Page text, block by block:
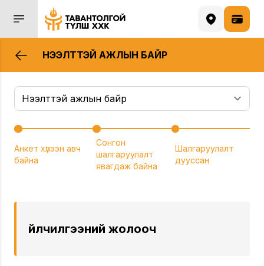
НЭЭЛТТЭЙ АЖЛЫН БАЙР
Анкет хүлээн авч
байна
Сонгон
шалгаруулалт
явагдаж байна
Шалгаруулалт
дууссан
Үйлчилгээний жолооч